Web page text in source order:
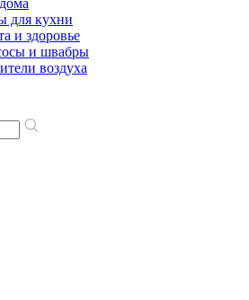
для кухни
и здоровье
и швабры
воздуха